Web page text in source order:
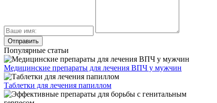
Популярные статьи
Медицинские препараты для лечения ВПЧ у мужчин
Таблетки для лечения папиллом